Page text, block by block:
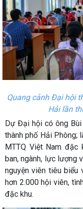
Quang cảnh Đại hội
Hải lần
Dự Đại hội có ông
thành phố Hải Phòng;
MTTQ Việt Nam đặc
ban, ngành, lực lượng
nguyện viên tiêu
hơn 2.000 hội viên,
đặc khu.